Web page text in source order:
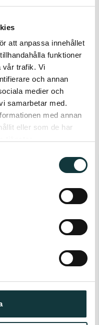
att anpassa innehållet
funktioner
vår trafik. Vi
och annan
medier och
samarbetar med.
med annan
eller som de har
då branschen
och att du har
vill vi att du genast
ett CV och
är du välkommen att
Harry Rubino på
som
kabel
består av
armaturskenor
detta gör Meka
och
produkterna är